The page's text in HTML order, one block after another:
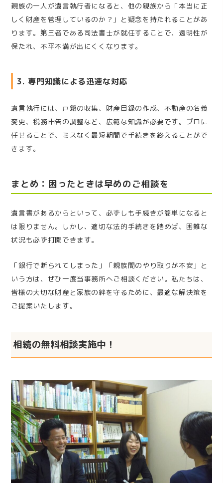
親族の一人が遺言執行者になると、他の親族から「本当に正
しく財産を管理しているのか？」と疑念を持たれることがあ
ります。第三者である司法書士が就任することで、透明性が
保たれ、不平不満が出にくくなります。
3. 専門知識による迅速な対応
遺言執行には、戸籍の収集、財産目録の作成、不動産の名義
変更、税務申告の調整など、広範な知識が必要です。プロに
任せることで、ミスなく最短期間で手続きを終えることがで
きます。
まとめ：困ったときは早めのご相談を
遺言書があるからといって、必ずしも手続きが簡単になると
は限りません。しかし、適切な法的手続きを踏めば、困難な
状況も必ず打開できます。
「銀行で断られてしまった」「親族間のやり取りが不安」と
いう方は、ぜひ一度当事務所へご相談ください。私たちは、
皆様の大切な財産と家族の絆を守るために、最適な解決策を
ご提案いたします。
相続の無料相談実施中！